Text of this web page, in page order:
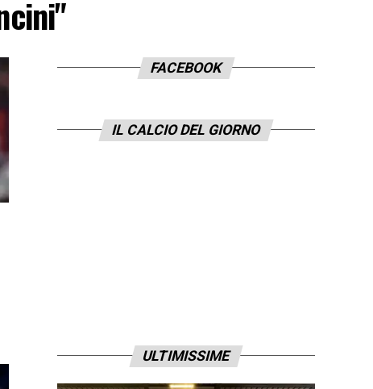
FACEBOOK
IL CALCIO DEL GIORNO
ULTIMISSIME